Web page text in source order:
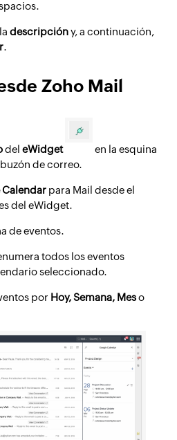
descripcióny, a continuación,
.
Zoho Mail
deleWidget
en la esquina
de correo.
Calendar para Mail desde el
del eWidget.
de eventos.
todos los eventos
seleccionado.
por Hoy, Semana, Meso